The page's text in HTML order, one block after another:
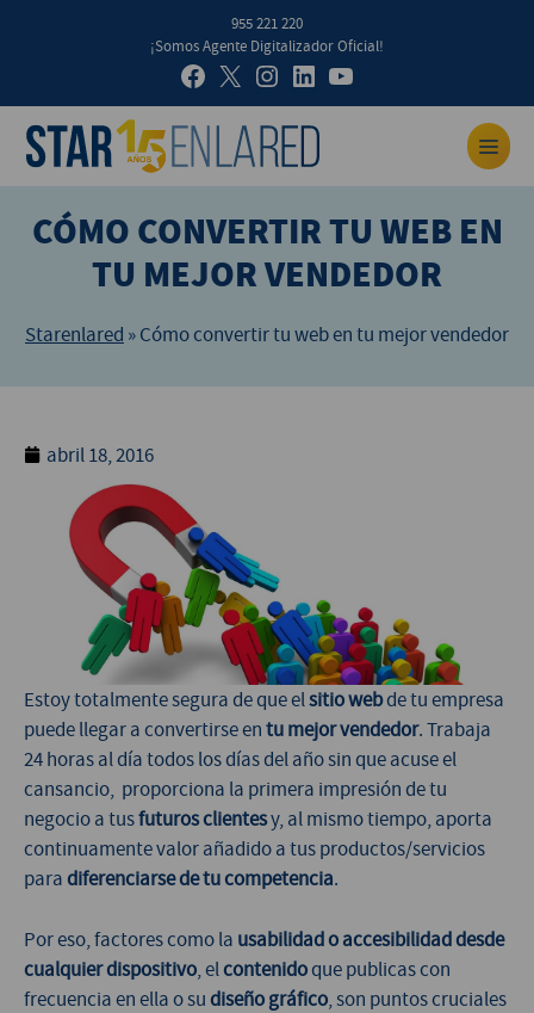
955 221 220
¡Somos Agente Digitalizador Oficial!
CÓMO CONVERTIR TU WEB EN
TU MEJOR VENDEDOR
Starenlared »Cómo convertir tu web en tu mejor vendedor
abril 18, 2016
Estoy totalmente segura de que elsitio webde tu empresa
puede llegar a convertirse entu mejor vendedor. Trabaja
24 horas al día todos los días del año sin que acuse el
cansancio, proporciona la primera impresión de tu
negocio a tusfuturos clientesy, al mismo tiempo, aporta
continuamente valor añadido a tus productos/servicios
paradiferenciarse de tu competencia.
Por eso, factores como la usabilidad o accesibilidad desde
cualquier dispositivo, elcontenidoque publicas con
frecuencia en ella o sudiseño gráfico, son puntos cruciales